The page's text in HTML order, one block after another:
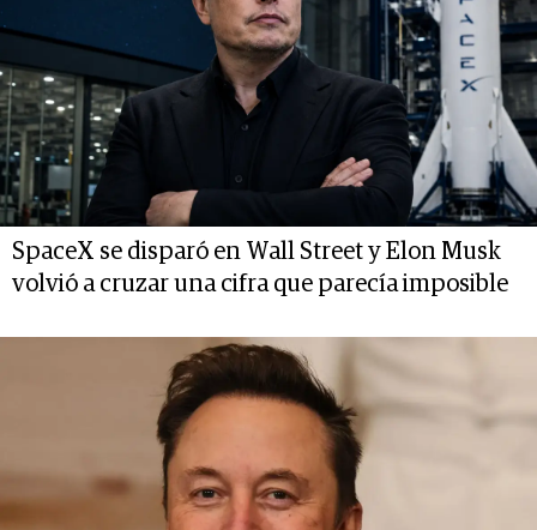
SpaceX se disparó en Wall Street y Elon Musk
volvió a cruzar una cifra que parecía imposible